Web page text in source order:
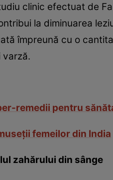
clinic efectuat de
la diminuarea
împreună cu o
varză.
remedii pentru
femeilor din India
zahărului din sânge